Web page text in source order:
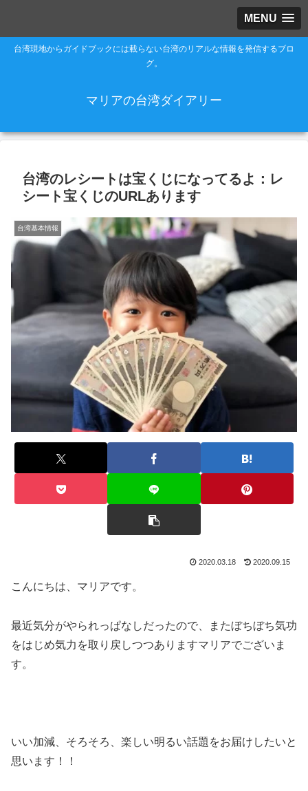
MENU
台湾現地からガイドブックには載らない台湾のリアルな情報を発信するブロ
グ。
マリアの台湾ダイアリー
台湾のレシートは宝くじになってるよ：レ
シート宝くじのURLあります
台湾基本情報
2020.03.18 2020.09.15
こんにちは、マリアです。
最近気分がやられっぱなしだったので、またぼちぼち気功
をはじめ気力を取り戻しつつありますマリアでございま
す。
いい加減、そろそろ、楽しい明るい話題をお届けしたいと
思います！！